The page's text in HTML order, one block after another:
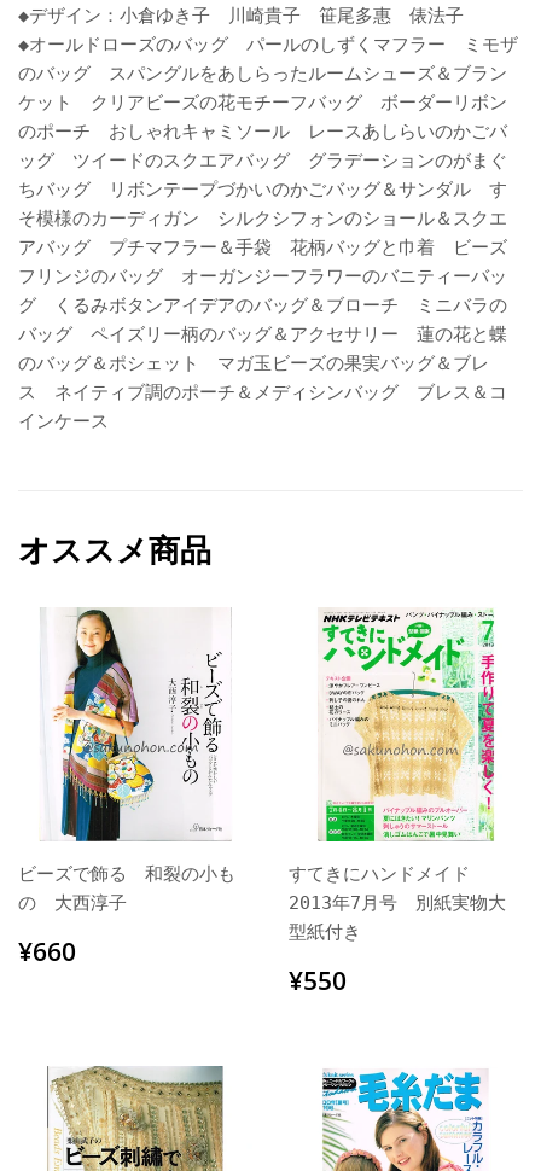
◆デザイン：小倉ゆき子 川崎貴子 笹尾多惠 俵法子
◆オールドローズのバッグ パールのしずくマフラー ミモザ
のバッグ スパングルをあしらったルームシューズ＆ブラン
ケット クリアビーズの花モチーフバッグ ボーダーリボン
のポーチ おしゃれキャミソール レースあしらいのかごバ
ッグ ツイードのスクエアバッグ グラデーションのがまぐ
ちバッグ リボンテープづかいのかごバッグ＆サンダル す
そ模様のカーディガン シルクシフォンのショール＆スクエ
アバッグ プチマフラー＆手袋 花柄バッグと巾着 ビーズ
フリンジのバッグ オーガンジーフラワーのバニティーバッ
グ くるみボタンアイデアのバッグ＆ブローチ ミニバラの
バッグ ペイズリー柄のバッグ＆アクセサリー 蓮の花と蝶
のバッグ＆ポシェット マガ玉ビーズの果実バッグ＆ブレ
ス ネイティブ調のポーチ＆メディシンバッグ ブレス＆コ
インケース
オススメ商品
ビーズで飾る 和裂の小も
の 大西淳子
通
常
¥660
すてきにハンドメイド
2013年7月号 別紙実物大
型紙付き
通
常
¥550